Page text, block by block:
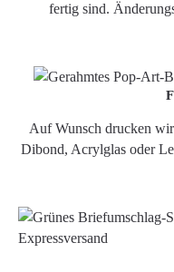
fertig sind.
Auf Wunsch drucken
Dibond, Acrylglas oder